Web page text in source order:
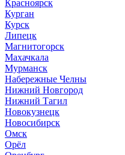
Красноярск
Курган
Курск
Липецк
Магнитогорск
Махачкала
Мурманск
Набережные Челны
Нижний Новгород
Нижний Тагил
Новокузнецк
Новосибирск
Омск
Орёл